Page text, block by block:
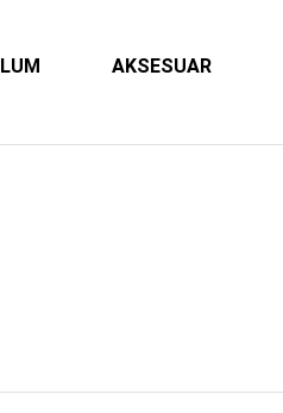
AKSESUAR